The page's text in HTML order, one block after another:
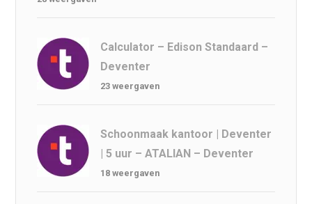
Calculator – Edison Standaard –
Deventer
23 weergaven
Schoonmaak kantoor | Deventer
| 5 uur – ATALIAN – Deventer
18 weergaven